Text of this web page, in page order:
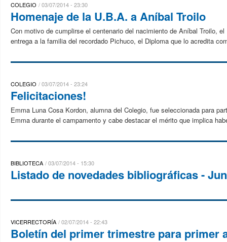
COLEGIO 03/07/2014 - 23:30
Homenaje de la U.B.A. a Aníbal Troilo
Con motivo de cumplirse el centenario del nacimiento de Aníbal Troilo,
entrega a la familia del recordado Pichuco, el Diploma que lo acredita
COLEGIO 03/07/2014 - 23:24
Felicitaciones!
Emma Luna Cosa Kordon, alumna del Colegio, fue seleccionada para
Emma durante el campamento y cabe destacar el mérito que implica
BIBLIOTECA 03/07/2014 - 15:30
Listado de novedades bibliográficas -
VICERRECTORÍA 02/07/2014 - 22:43
Boletín del primer trimestre para primer